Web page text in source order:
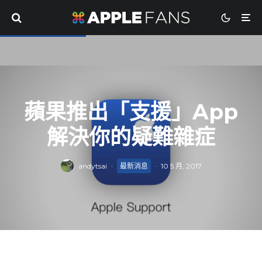
蘋果推出「支援」App
解決你的疑難雜症
andytsai · 最新消息 · 10 5 月, 2017